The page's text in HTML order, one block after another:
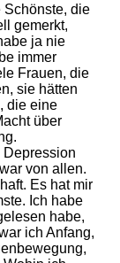
Schönste, die
gemerkt,
ja nie
immer
Frauen, die
sie hätten
die eine
über
von allen.
Es hat mir
Ich habe
habe,
ich Anfang,